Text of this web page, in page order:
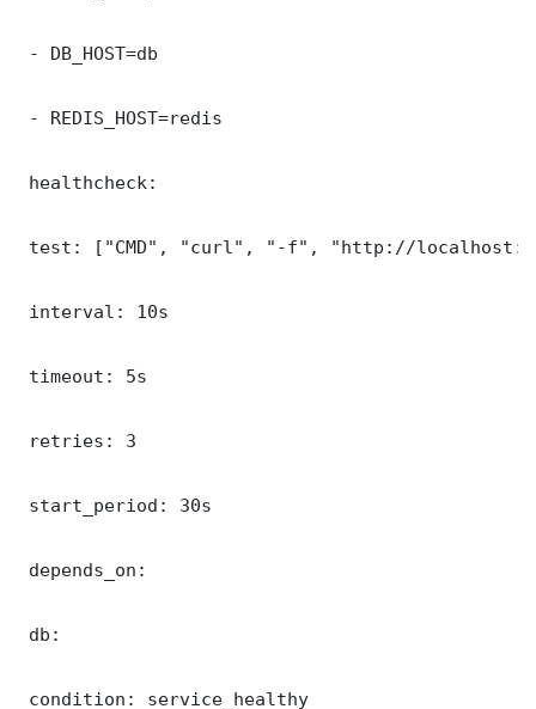
- DB_HOST=db
- REDIS_HOST=redis
healthcheck:
test: ["CMD", "curl", "-f", "http://
interval: 10s
timeout: 5s
retries: 3
start_period: 30s
depends_on:
db:
condition: service_healthy